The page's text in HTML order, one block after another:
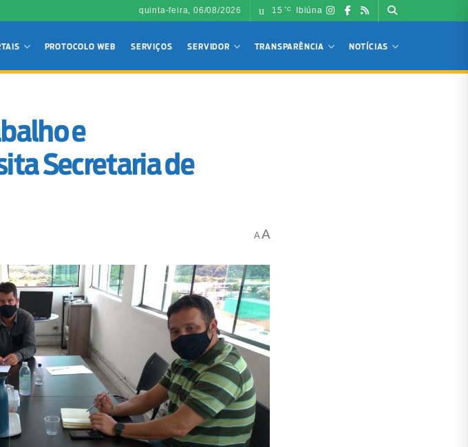
quinta-feira, 06/08/2026 15 °C Ibiúna
PROTOCOLO WEB SERVIÇOS SERVIDOR TRANSPARÊNCIA NOTÍCIAS
e
Secretaria de
A A